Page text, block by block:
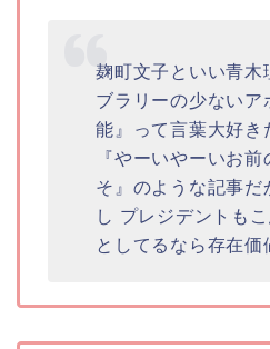
麹町文子 といい青木
ブラリーの少ないア
能』って言葉大好き
『やーいやーいお
そ』のような記事だ
し プレジデントも
としてるなら存在価